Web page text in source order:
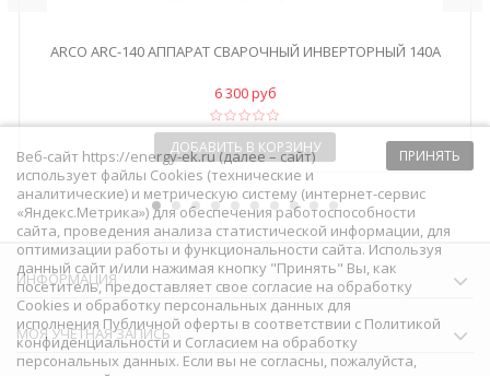
ARCO ARC-140 АППАРАТ СВАРОЧНЫЙ ИНВЕРТОРНЫЙ 140А
6 300 руб
ДОБАВИТЬ В КОРЗИНУ
ИНФОРМАЦИЯ
МОЯ УЧЕТНАЯ ЗАПИСЬ
ПРИНЯТЬ
Веб-сайт https://energy-ek.ru (далее – сайт)
использует файлы Cookies (технические и
аналитические) и метрическую систему (интернет-сервис
«Яндекс.Метрика») для обеспечения работоспособности
сайта, проведения анализа статистической информации, для
оптимизации работы и функциональности сайта. Используя
данный сайт и/или нажимая кнопку "Принять" Вы, как
посетитель, предоставляет свое согласие на обработку
Сookies и обработку персональных данных для
исполнения Публичной оферты в соответствии с Политикой
конфиденциальности и Согласием на обработку
персональных данных. Если вы не согласны, пожалуйста,